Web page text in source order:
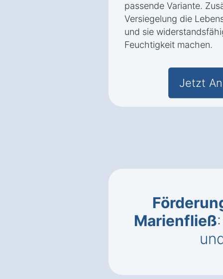
passende Variante.
Versiegelung die
und sie
Feuchtigkeit machen.
Jetzt
Marienfließ